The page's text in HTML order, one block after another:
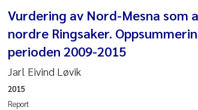
2021
2020
2019
2018
Reset
Sigrid Haande
Johnny Håll
Vurdering av Nord-Mesna som
nordre Ringsaker.
perioden 2009-2015
Jarl Eivind Løvik
Report
2015